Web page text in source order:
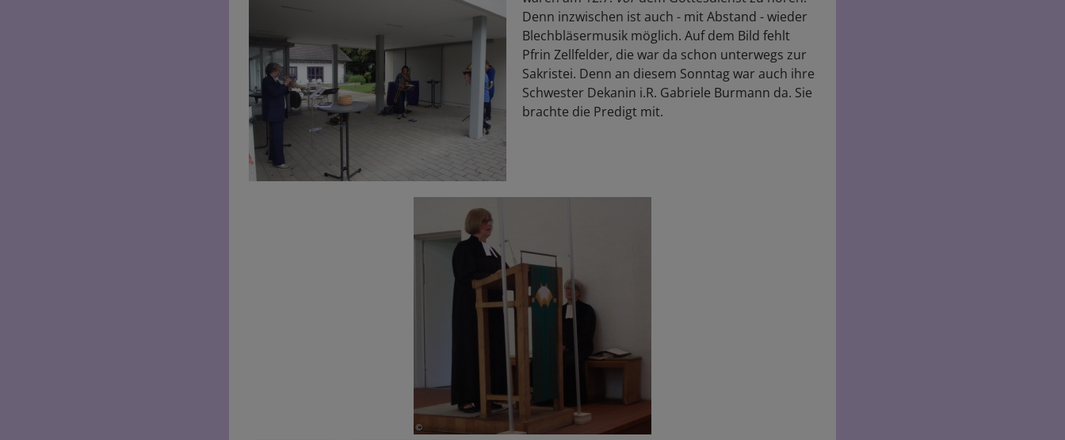
Denn inzwischen ist auch - mit Abstand - wieder
Blechbläsermusik möglich. Auf dem Bild fehlt
Pfrin Zellfelder, die war da schon unterwegs zur
Sakristei. Denn an diesem Sonntag war auch ihre
Schwester Dekanin i.R. Gabriele Burmann da. Sie
brachte die Predigt mit.